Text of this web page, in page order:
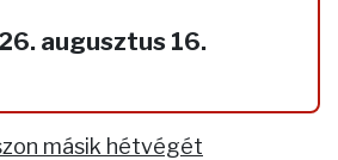
augusztus 16.
másik hétvégét